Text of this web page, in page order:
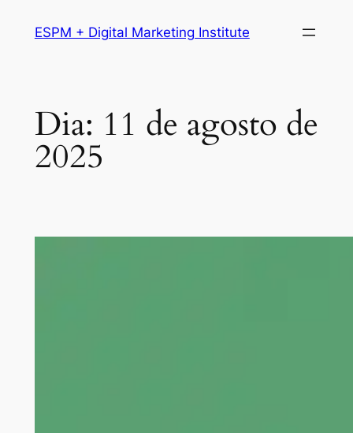
ESPM + Digital Marketing Institute
Dia: 11 de agosto de
2025